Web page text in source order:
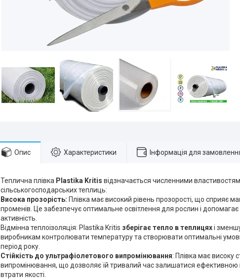
Опис Характеристики Інформація для
Теплична плівка Plastika Kritis відзначається численними
сільськогосподарських теплиць:
Висока прозорість: Плівка має високий рівень прозорості, що сприяє
променів. Це забезпечує оптимальне освітлення для рослин і
активність.
Відмінна теплоізоляція: Plastika Kritis зберігає тепло в теплицяхі
виробникам контролювати температуру та створювати оптимальні
період року.
Стійкість до ультрафіолетового випромінювання: Плівка має високу
випромінювання, що дозволяє їй тривалий час залишатися ефективною
втрати якості.